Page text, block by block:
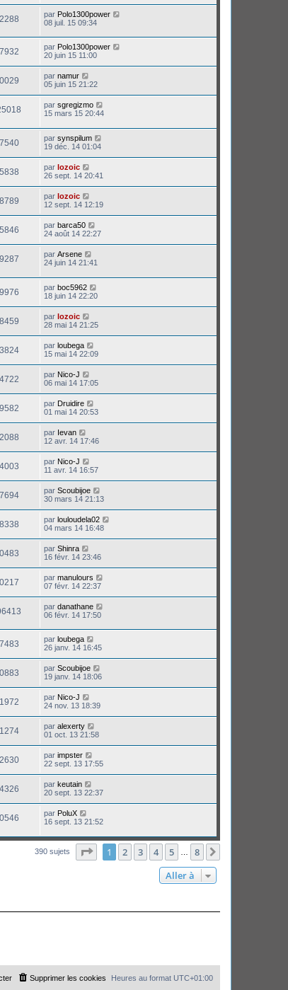
par Polo1300power
08 juil. 15 09:34
par Polo1300power
20 juin 15 11:00
par namur
05 juin 15 21:22
par sgregizmo
15 mars 15 20:44
par synspilum
19 déc. 14 01:04
par lozoic
26 sept. 14 20:41
par lozoic
12 sept. 14 12:19
par barca50
24 août 14 22:27
par Arsene
24 juin 14 21:41
par boc5962
18 juin 14 22:20
par lozoic
28 mai 14 21:25
par loubega
15 mai 14 22:09
par Nico-J
06 mai 14 17:05
par Druidire
01 mai 14 20:53
par Ievan
12 avr. 14 17:46
par Nico-J
11 avr. 14 16:57
par Scoubijoe
30 mars 14 21:13
par louloudela02
04 mars 14 16:48
par Shinra
16 févr. 14 23:46
par manulours
07 févr. 14 22:37
par danathane
06 févr. 14 17:50
par loubega
26 janv. 14 16:45
par Scoubijoe
19 janv. 14 18:06
par Nico-J
24 nov. 13 18:39
par alexerty
01 oct. 13 21:58
par impster
22 sept. 13 17:55
par keutain
20 sept. 13 22:37
par PoluX
16 sept. 13 21:52
390 sujets Page sur8
1 2 3 4 5 8
Aller à
Heures au format UTC+01:00
Supprimer les cookies